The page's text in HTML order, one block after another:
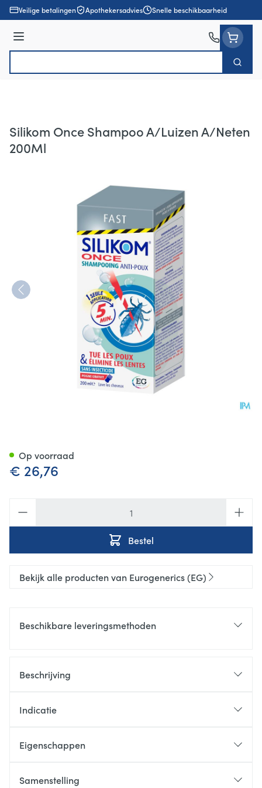
Ga naar de inhoud
Veilige betalingen Apothekersadvies Snelle beschikbaarheid
Menu
Zoek
Silikom Once Shampoo A/Luizen A/Neten
200Ml
€ 26,76
Bestel
Op voorraad
Bekijk alle producten van Eurogenerics (EG)
Beschikbare leveringsmethoden
Beschrijving
Indicatie
Eigenschappen
Samenstelling